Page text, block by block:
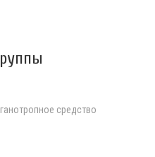
средство